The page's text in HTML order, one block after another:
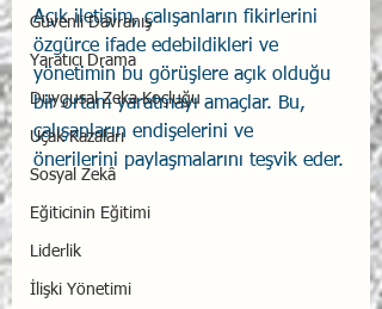
Güvenli Davranış
Yaratıcı Drama
Duygusal Zeka Koçluğu
Uçak Kazaları
Sosyal Zekâ
Eğiticinin Eğitimi
Liderlik
İlişki Yönetimi
Açık iletişim, çalışanların fikirlerini
özgürce ifade edebildikleri ve
yönetimin bu görüşlere açık olduğu
bir ortam yaratmayı amaçlar. Bu,
çalışanların endişelerini ve
önerilerini paylaşmalarını teşvik eder.